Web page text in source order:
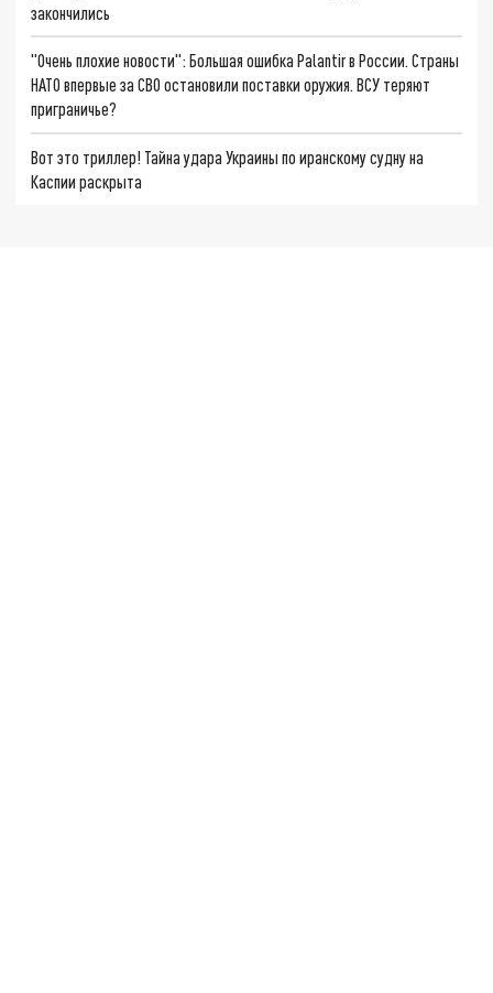
закончились
"Очень плохие новости": Большая ошибка Palantir в России. Страны
НАТО впервые за СВО остановили поставки оружия. ВСУ теряют
приграничье?
Вот это триллер! Тайна удара Украины по иранскому судну на
Каспии раскрыта